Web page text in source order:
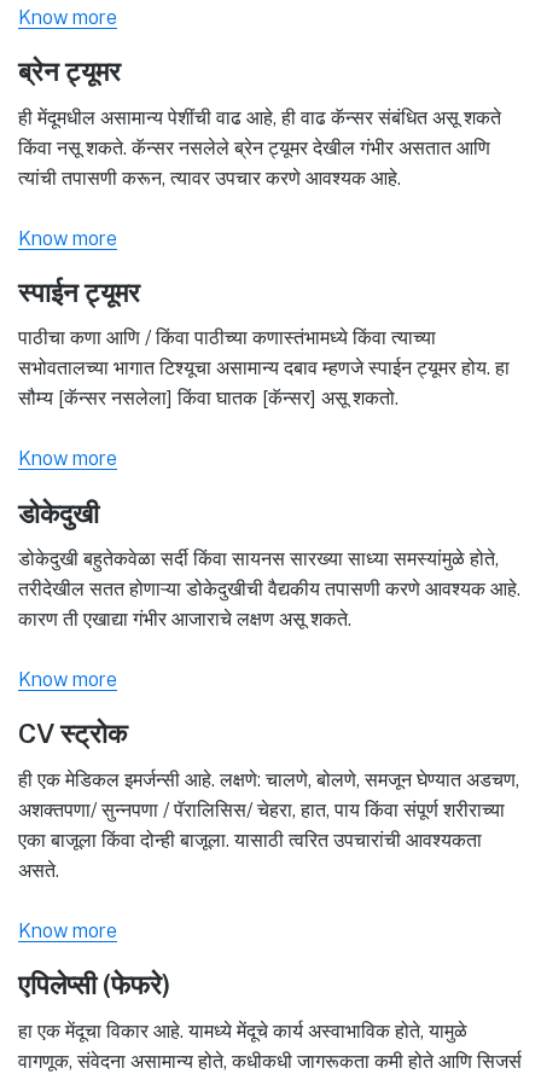
Know more
ब्रेन ट्यूमर
ही मेंदूमधील असामान्य पेशींची वाढ आहे, ही वाढ कॅन्सर संबंधित असू शकते
किंवा नसू शकते. कॅन्सर नसलेले ब्रेन ट्यूमर देखील गंभीर असतात आणि
त्यांची तपासणी करून, त्यावर उपचार करणे आवश्यक आहे.
Know more
स्पाईन ट्यूमर
पाठीचा कणा आणि / किंवा पाठीच्या कणास्तंभामध्ये किंवा त्याच्या
सभोवतालच्या भागात टिश्यूचा असामान्य दबाव म्हणजे स्पाईन ट्यूमर होय. हा
सौम्य [कॅन्सर नसलेला] किंवा घातक [कॅन्सर] असू शकतो.
Know more
डोकेदुखी
डोकेदुखी बहुतेकवेळा सर्दी किंवा सायनस सारख्या साध्या समस्यांमुळे होते,
तरीदेखील सतत होणाऱ्या डोकेदुखीची वैद्यकीय तपासणी करणे आवश्यक आहे.
कारण ती एखाद्या गंभीर आजाराचे लक्षण असू शकते.
Know more
CV स्ट्रोक
ही एक मेडिकल इमर्जन्सी आहे. लक्षणे: चालणे, बोलणे, समजून घेण्यात अडचण,
अशक्तपणा/ सुन्नपणा / पॅरालिसिस/ चेहरा, हात, पाय किंवा संपूर्ण शरीराच्या
एका बाजूला किंवा दोन्ही बाजूला. यासाठी त्वरित उपचारांची आवश्यकता
असते.
Know more
एपिलेप्सी (फेफरे)
हा एक मेंदूचा विकार आहे. यामध्ये मेंदूचे कार्य अस्वाभाविक होते, यामुळे
वागणूक, संवेदना असामान्य होते, कधीकधी जागरूकता कमी होते आणि सिजर्स